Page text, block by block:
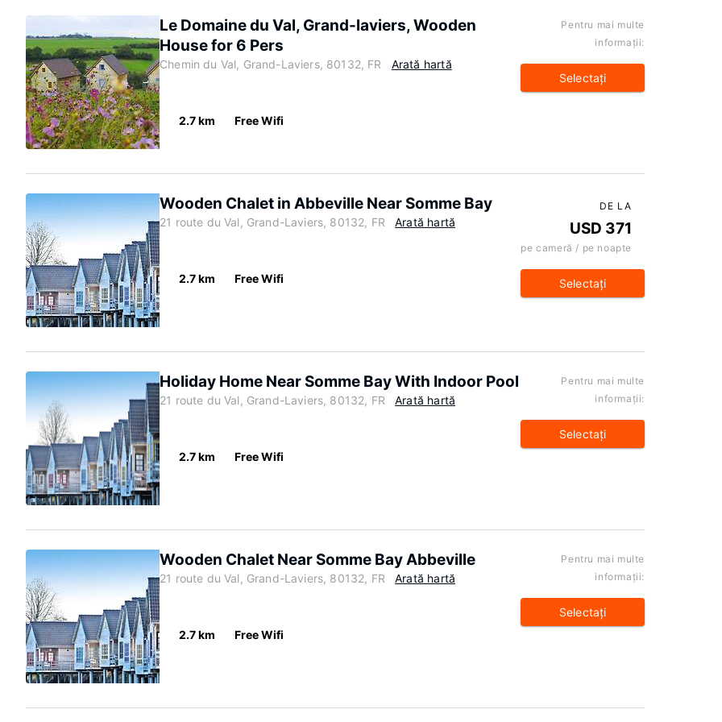
Le Domaine du Val, Grand-laviers, Wooden
House for 6 Pers
Chemin du Val, Grand-Laviers, 80132, FR Arată hartă
2.7 km Free Wifi
Pentru mai multe
informaţii:
Selectaţi
Wooden Chalet in Abbeville Near Somme Bay
21 route du Val, Grand-Laviers, 80132, FR Arată hartă
2.7 km Free Wifi
DE LA
USD 371
pe cameră / pe noapte
Selectaţi
Holiday Home Near Somme Bay With Indoor Pool
21 route du Val, Grand-Laviers, 80132, FR Arată hartă
2.7 km Free Wifi
Pentru mai multe
informaţii:
Selectaţi
Wooden Chalet Near Somme Bay Abbeville
21 route du Val, Grand-Laviers, 80132, FR Arată hartă
2.7 km Free Wifi
Pentru mai multe
informaţii:
Selectaţi